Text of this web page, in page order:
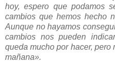
hoy, espero que podamos
cambios que hemos hecho
Aunque no hayamos
cambios nos pueden
queda mucho por hacer, pero
mañana».